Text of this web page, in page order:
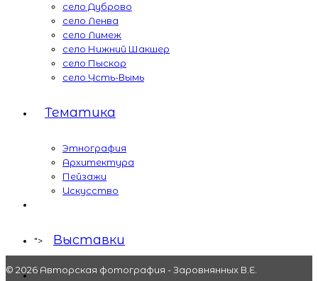
село Дуброво
село Ленва
село Лимеж
село Нижний Шакшер
село Пыскор
село Усть-Вымь
Тематика
Этнография
Архитектура
Пейзажи
Искусство
"> Выставки
© 2026 Авторская фотография - Заровнянных В.Е.